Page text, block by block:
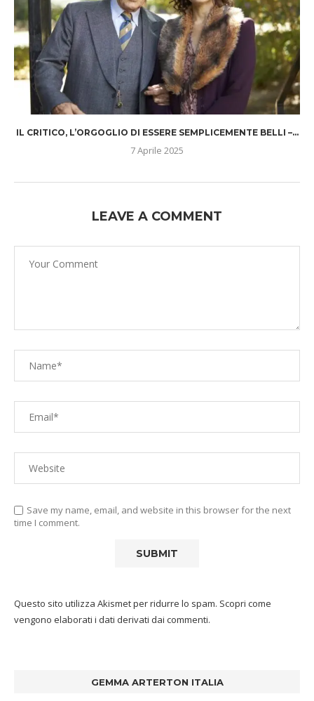
IL CRITICO, L’ORGOGLIO DI ESSERE SEMPLICEMENTE BELLI –...
7 Aprile 2025
LEAVE A COMMENT
Save my name, email, and website in this browser for the next
time I comment.
Questo sito utilizza Akismet per ridurre lo spam. Scopri come
vengono elaborati i dati derivati dai commenti.
GEMMA ARTERTON ITALIA